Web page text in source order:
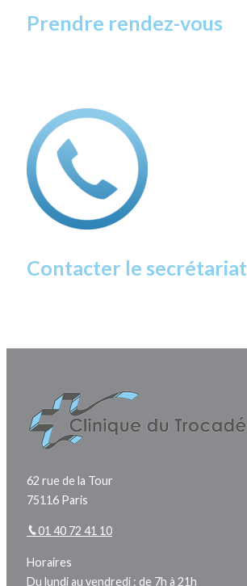
Prendre rendez-vous
Contacter le secrétariat
62 rue de la Tour
75116 Paris
01 40 72 41 10
Horaires
Du lundi au vendredi : de 7h à 21h